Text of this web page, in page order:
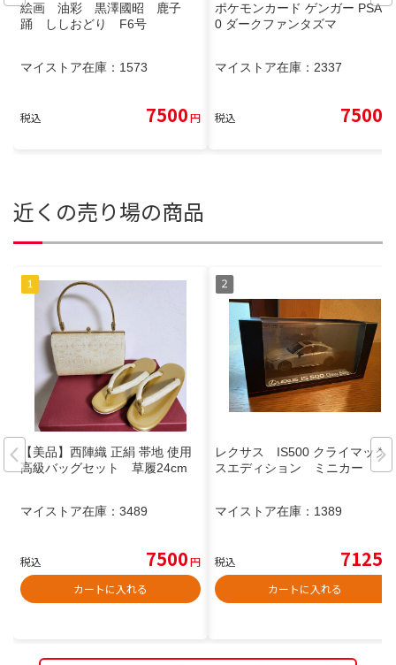
絵画 油彩 黒澤國昭 鹿子
踊 ししおどり F6号
マイストア在庫： 1573
税込 7500円
ポケモンカード ゲンガー PSA 1
0 ダークファンタズマ
マイストア在庫： 2337
税込 7500
近くの売り場の商品
【美品】西陣織 正絹 帯地 使用
高級バッグセット 草履24cm
マイストア在庫： 3489
税込 7500円
カートに入れる
レクサス IS500 クライマック
スエディション ミニカー
マイストア在庫： 1389
税込 7125
カートに入れる